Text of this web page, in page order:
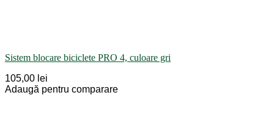
Sistem blocare biciclete PRO 4, culoare gri
105,00 lei
Adaugă pentru comparare